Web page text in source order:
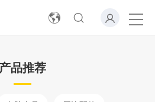
产品推荐